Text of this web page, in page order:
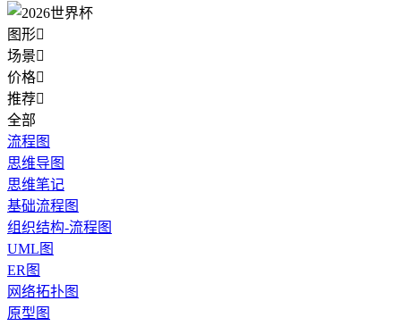
图形
场景
价格
推荐
全部
流程图
思维导图
思维笔记
基础流程图
组织结构-流程图
UML图
ER图
网络拓扑图
原型图